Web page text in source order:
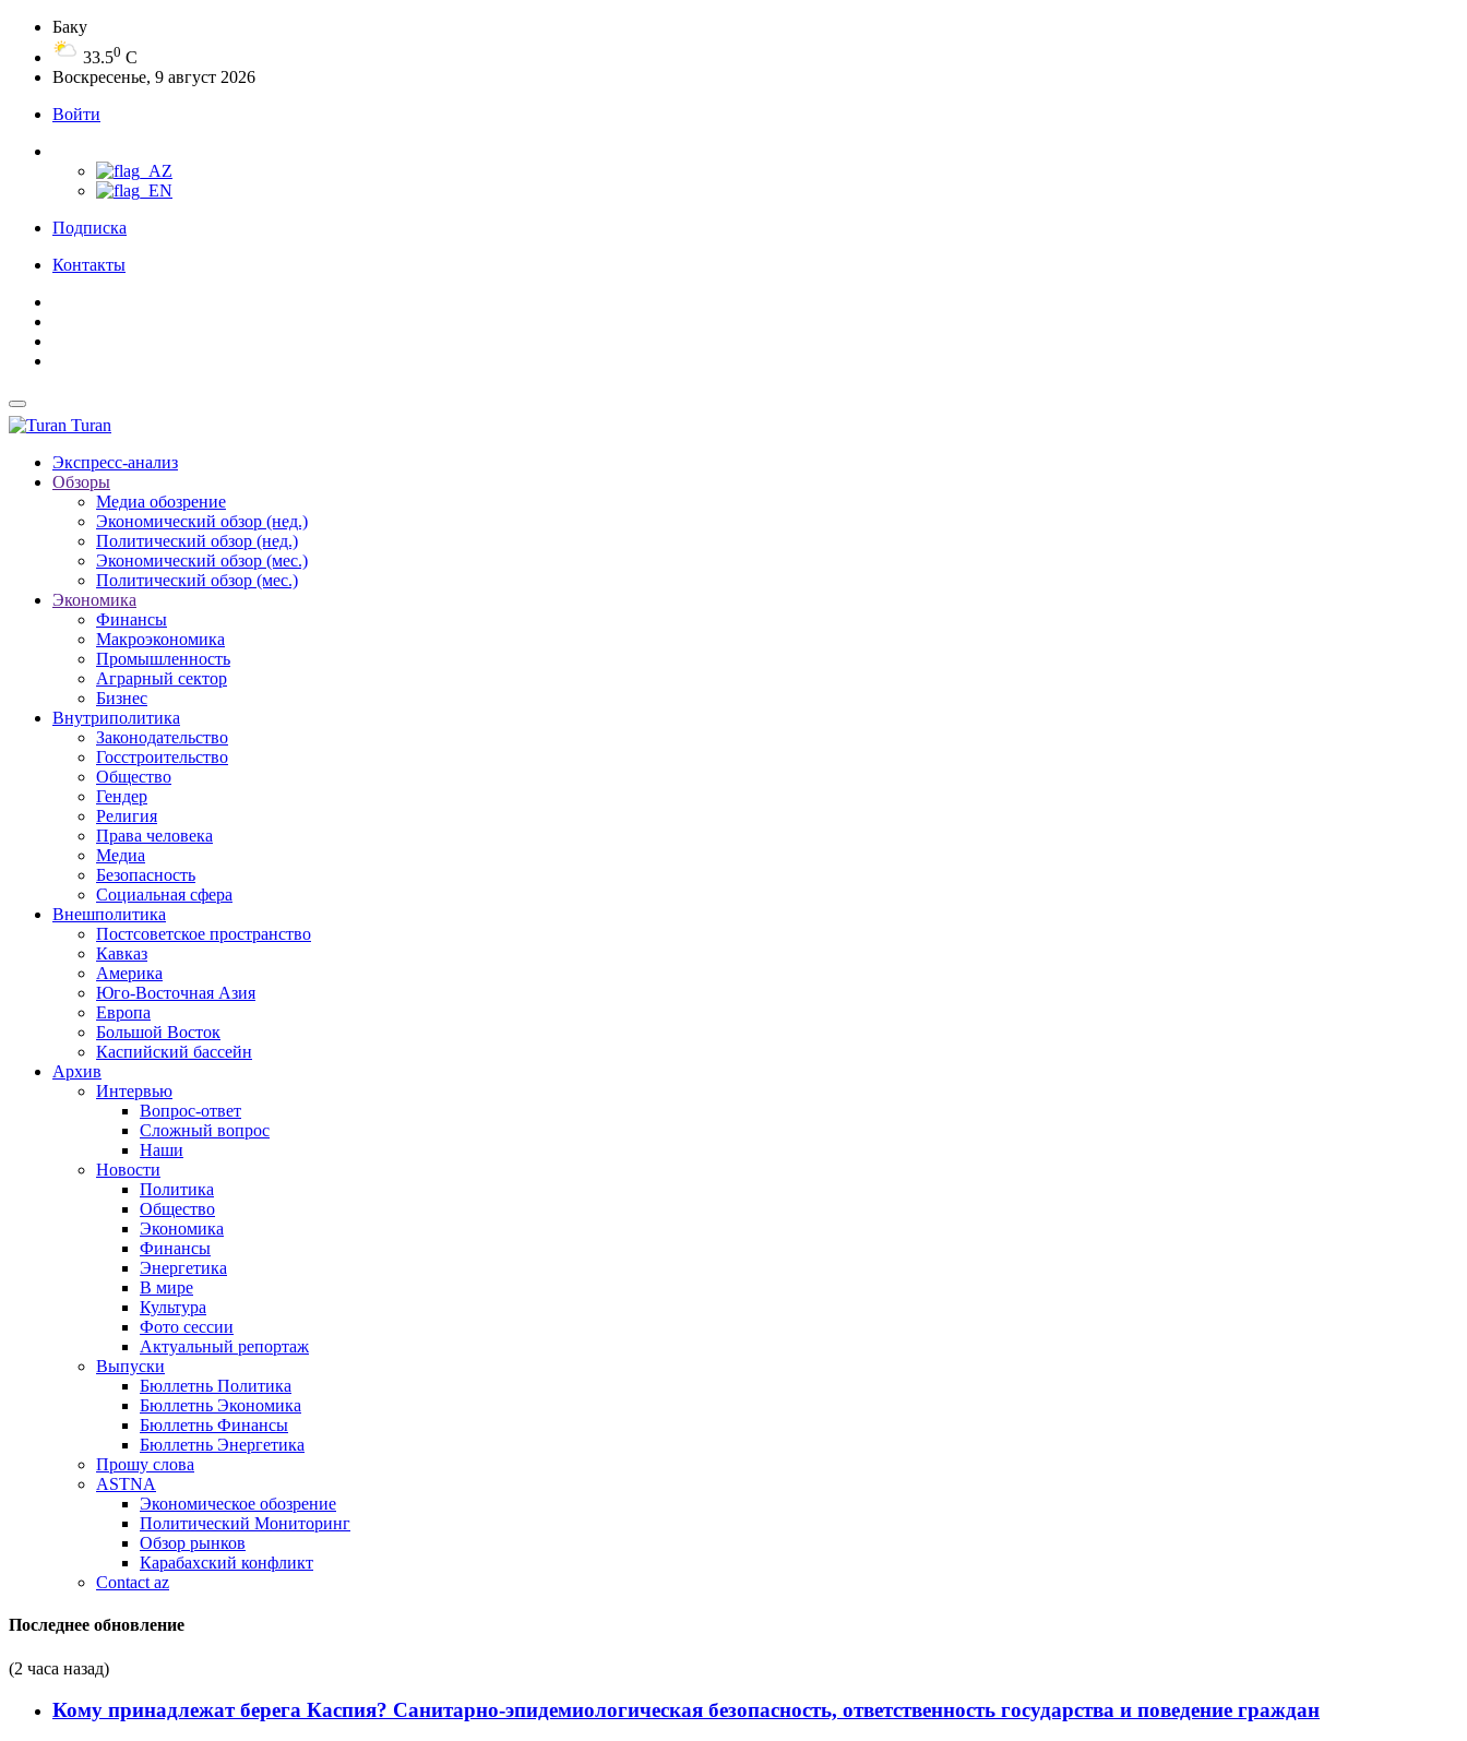
Баку
33.50 C
Воскресенье, 9 август 2026
Войти
Подписка
Контакты
Turan
Экспресс-анализ
Обзоры
Медиа обозрение
Экономический обзор (нед.)
Политический обзор (нед.)
Экономический обзор (мес.)
Политический обзор (мес.)
Экономика
Финансы
Макроэкономика
Промышленность
Аграрный сектор
Бизнес
Внутриполитика
Законодательство
Госстроительство
Общество
Гендер
Религия
Права человека
Медиа
Безопасность
Социальная сфера
Внешполитика
Постсоветское пространство
Кавказ
Америка
Юго-Восточная Азия
Европа
Большой Восток
Каспийский бассейн
Архив
Интервью
Вопрос-ответ
Сложный вопрос
Наши
Новости
Политика
Общество
Экономика
Финансы
Энергетика
В мире
Культура
Фото сессии
Актуальный репортаж
Выпуски
Бюллетнь Политика
Бюллетнь Экономика
Бюллетнь Финансы
Бюллетнь Энергетика
Прошу слова
ASTNA
Экономическое обозрение
Политический Мониторинг
Обзор рынков
Карабахский конфликт
Contact az
Последнее обновление
(2 часа назад)
Кому принадлежат берега Каспия? Санитарно-эпидемиологическая безопасность, ответственность государства и поведение граждан